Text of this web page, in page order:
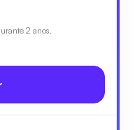
2 anos.